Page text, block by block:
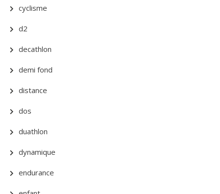
cyclisme
d2
decathlon
demi fond
distance
dos
duathlon
dynamique
endurance